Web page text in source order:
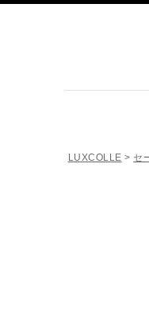
LUXCOLLE セ